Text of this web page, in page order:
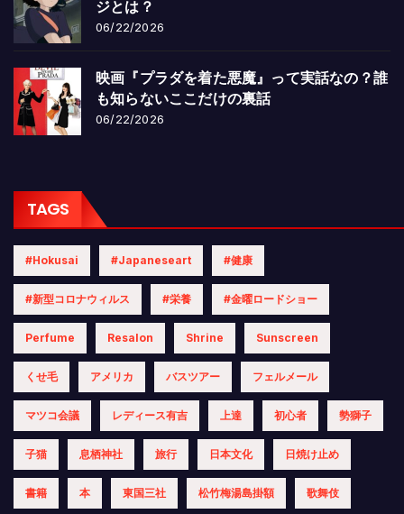
ジとは？
06/22/2026
映画『プラダを着た悪魔』って実話なの？誰
も知らないここだけの裏話
06/22/2026
TAGS
#hokusai #Japaneseart #健康
#新型コロナウィルス #栄養 #金曜ロードショー
Perfume Resalon Shrine Sunscreen
くせ毛 アメリカ バスツアー フェルメール
マツコ会議 レディース有吉 上達 初心者 勢獅子
子猫 息栖神社 旅行 日本文化 日焼け止め
書籍 本 東国三社 松竹梅湯島掛額 歌舞伎